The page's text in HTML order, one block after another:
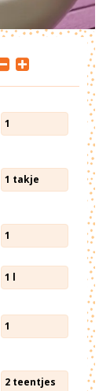
1
1 takje
1
1 l
1
2 teentjes